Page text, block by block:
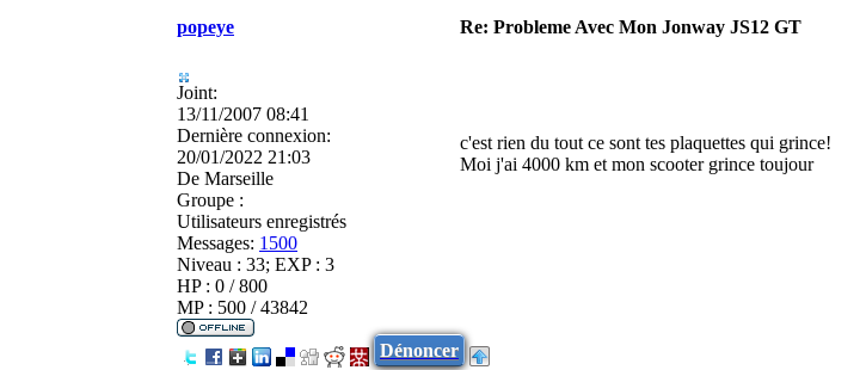
popeye Re: Probleme Avec Mon Jonway JS12 GT
Joint:
13/11/2007 08:41
Dernière connexion:
20/01/2022 21:03
De Marseille
Groupe :
Utilisateurs enregistrés
Messages: 1500
Niveau : 33; EXP : 3
HP : 0 / 800
MP : 500 / 43842
c'est rien du tout ce sont tes plaquettes qui grince!
Moi j'ai 4000 km et mon scooter grince toujour
Dénoncer